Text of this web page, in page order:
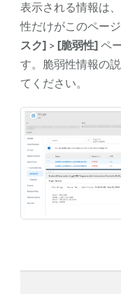
表示される情報は
性だけがこのペー
スク]> [脆弱性]ペ
す。脆弱性情報の
てください。